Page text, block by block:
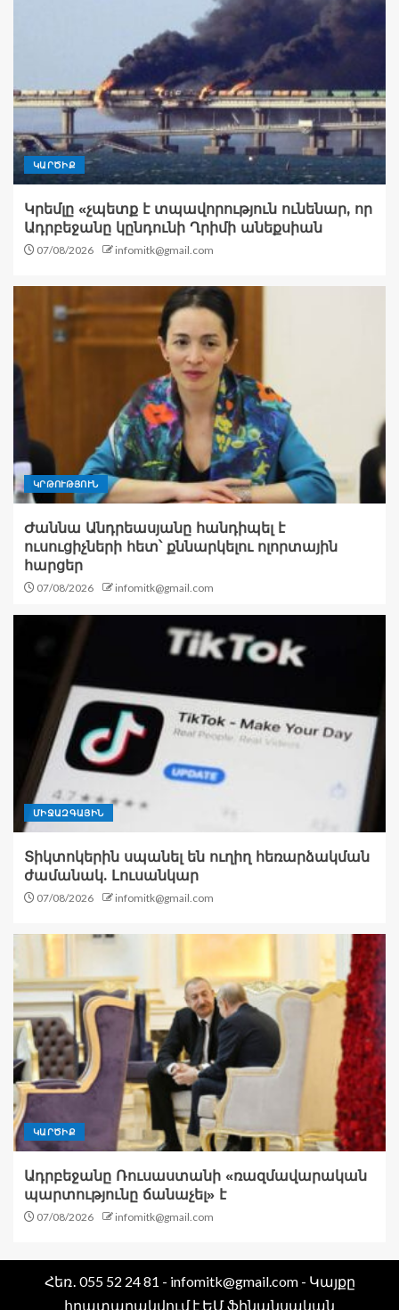
ԿԱՐԾԻՔ
Կրեմլը «չպետք է տպավորություն ունենար, որ
Ադրբեջանը կընդունի Ղրիմի անեքսիան
07/08/2026 infomitk@gmail.com
ԿՐԹՈՒԹՅՈՒՆ
Ժաննա Անդրեասյանը հանդիպել է
ուսուցիչների հետ՝ քննարկելու ոլորտային
հարցեր
07/08/2026 infomitk@gmail.com
ՄԻՋԱԶԳԱՅԻՆ
Տիկտոկերին սպանել են ուղիղ հեռարձակման
ժամանակ. Լուսանկար
07/08/2026 infomitk@gmail.com
ԿԱՐԾԻՔ
Ադրբեջանը Ռուսաստանի «ռազմավարական
պարտությունը ճանաչել» է
07/08/2026 infomitk@gmail.com
Հեռ․ 055 52 24 81 - infomitk@gmail.com - Կայքը
հրատարակվում է ԵՄ ֆինանսական